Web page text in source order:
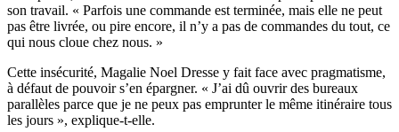
son travail. « Parfois une commande est terminée, mais elle ne peut
pas être livrée, ou pire encore, il n’y a pas de commandes du tout, ce
qui nous cloue chez nous. »
Cette insécurité, Magalie Noel Dresse y fait face avec pragmatisme,
à défaut de pouvoir s’en épargner. « J’ai dû ouvrir des bureaux
parallèles parce que je ne peux pas emprunter le même itinéraire tous
les jours », explique-t-elle.